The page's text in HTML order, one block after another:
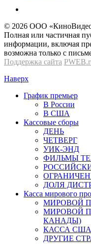
© 2026 OOО
Полная или частичная
информации, включая
возможна только с
Поддержка сайта
Наверх
График премьер
В России
В США
Кассовые сборы
ДЕНЬ
ЧЕТВЕРГ
УИК-ЭНД
ФИЛЬМЫ
ДОЛЯ
Касса мирового
МИРОВОЙ
МИРОВОЙ
КАНАДЫ)
КАССА США
ДРУГИЕ